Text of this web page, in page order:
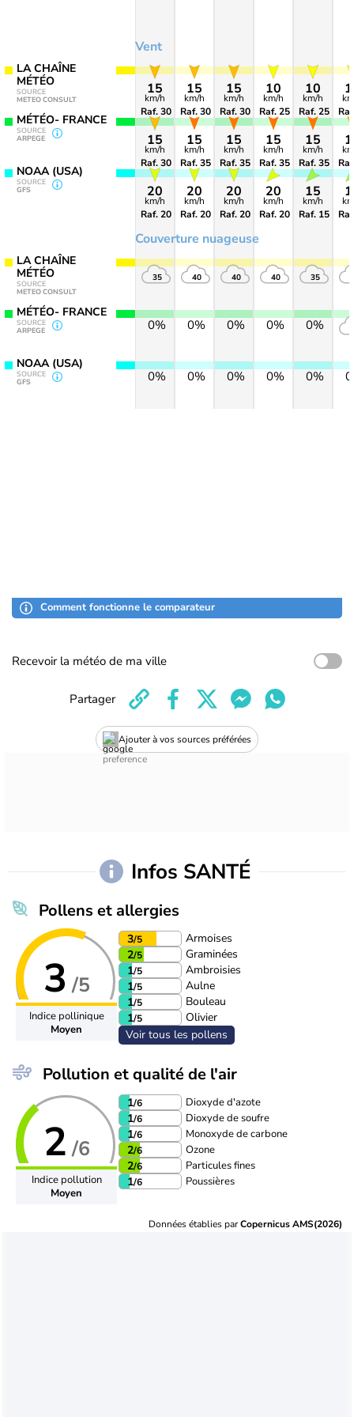
LA CHAÎNE
MÉTÉO
SOURCE
METEO CONSULT
MÉTÉO- FRANCE
SOURCE
ARPEGE
NOAA (USA)
SOURCE
GFS
LA CHAÎNE
MÉTÉO
SOURCE
METEO CONSULT
MÉTÉO- FRANCE
SOURCE
ARPEGE
NOAA (USA)
SOURCE
GFS
Vent
Couverture nuageuse
15
km/h
Raf. 30
15
km/h
Raf. 30
20
km/h
Raf. 20
35
0%
0%
15
km/h
Raf. 30
15
km/h
Raf. 35
20
km/h
Raf. 20
40
0%
0%
15
km/h
Raf. 30
15
km/h
Raf. 35
20
km/h
Raf. 20
40
0%
0%
10
km/h
Raf. 25
15
km/h
Raf. 35
20
km/h
Raf. 20
40
0%
0%
10
km/h
Raf. 25
15
km/h
Raf. 35
15
km/h
Raf. 15
35
0%
0%
Comment fonctionne le comparateur
Recevoir la météo de ma ville
Ajouter à vos sources préférées
Partager
Infos SANTÉ
Pollens et allergies
3 /5
Indice pollinique
Moyen
3/5
Armoises
2/5
Graminées
1/5
Ambroisies
1/5
Aulne
1/5
Bouleau
1/5
Olivier
Voir tous les pollens
Pollution et qualité de l'air
2 /6
Indice pollution
Moyen
1/6 Dioxyde d'azote
1/6 Dioxyde de soufre
1/6 Monoxyde de carbone
2/6 Ozone
2/6 Particules fines
1/6 Poussières
Données établies parCopernicus AMS(2026)